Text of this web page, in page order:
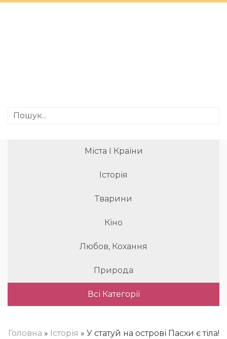
Міста І Країни
Історія
Тварини
Кіно
Любов, Кохання
Природа
Всі Категорії
Головна » Історія » У статуй на острові Пасхи є тіла!